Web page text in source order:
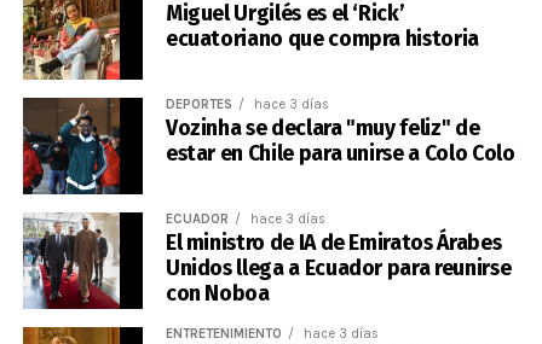
Miguel Urgilés es el ‘Rick’
ecuatoriano que compra historia
DEPORTES hace 3 días
Vozinha se declara "muy feliz" de
estar en Chile para unirse a Colo Colo
ECUADOR hace 3 días
El ministro de IA de Emiratos Árabes
Unidos llega a Ecuador para reunirse
con Noboa
ENTRETENIMIENTO hace 3 días